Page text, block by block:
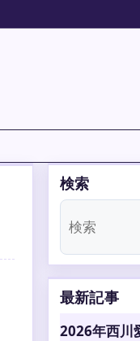
検索
最新記事
2026年西川